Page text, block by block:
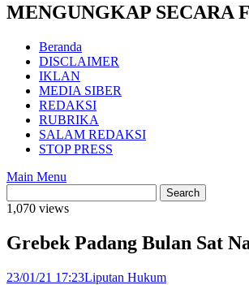
MENGUNGKAP SECARA
Beranda
DISCLAIMER
IKLAN
MEDIA SIBER
REDAKSI
RUBRIKA
SALAM REDAKSI
STOP PRESS
Main Menu
1,070 views
Grebek Padang Bulan Sat
23/01/21 17:23Liputan Hukum